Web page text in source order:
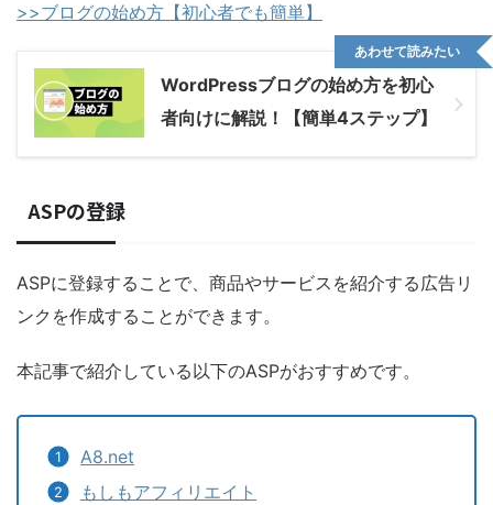
>>ブログの始め方【初心者でも簡単】
WordPressブログの始め方を初心
者向けに解説！【簡単4ステップ】
あわせて読みたい
ASPの登録
ASPに登録することで、商品やサービスを紹介する広告リ
ンクを作成することができます。
本記事で紹介している以下のASPがおすすめです。
A8.net
もしもアフィリエイト